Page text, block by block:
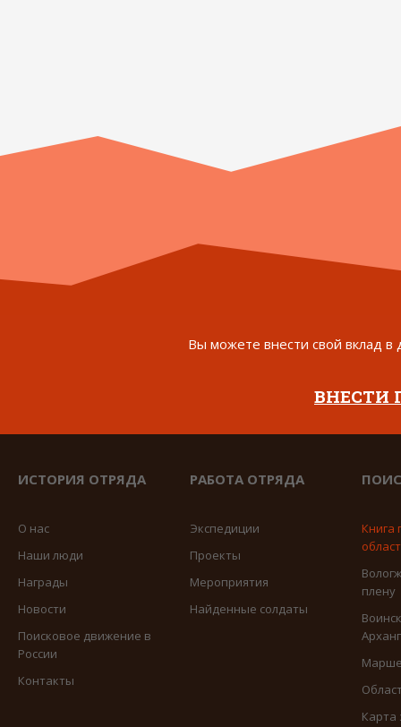
Вы можете внести свой вклад в
ВНЕСТИ
ИСТОРИЯ ОТРЯДА
О нас
Наши люди
Награды
Новости
Поисковое движение в
России
Контакты
РАБОТА ОТРЯДА
Экспедиции
Проекты
Мероприятия
Найденные солдаты
Книга
плену
Карта